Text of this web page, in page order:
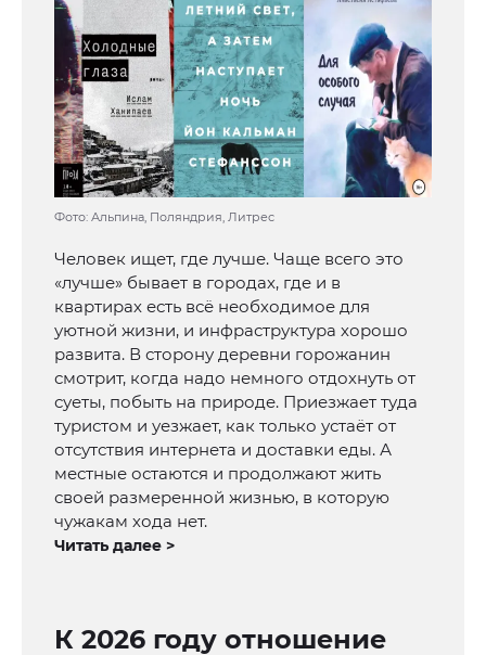
Фото: Альпина, Поляндрия, Литрес
Человек ищет, где лучше. Чаще всего это
«лучше» бывает в городах, где и в
квартирах есть всё необходимое для
уютной жизни, и инфраструктура хорошо
развита. В сторону деревни горожанин
смотрит, когда надо немного отдохнуть от
суеты, побыть на природе. Приезжает туда
туристом и уезжает, как только устаёт от
отсутствия интернета и доставки еды. А
местные остаются и продолжают жить
своей размеренной жизнью, в которую
чужакам хода нет.
Читать далее >
К 2026 году отношение